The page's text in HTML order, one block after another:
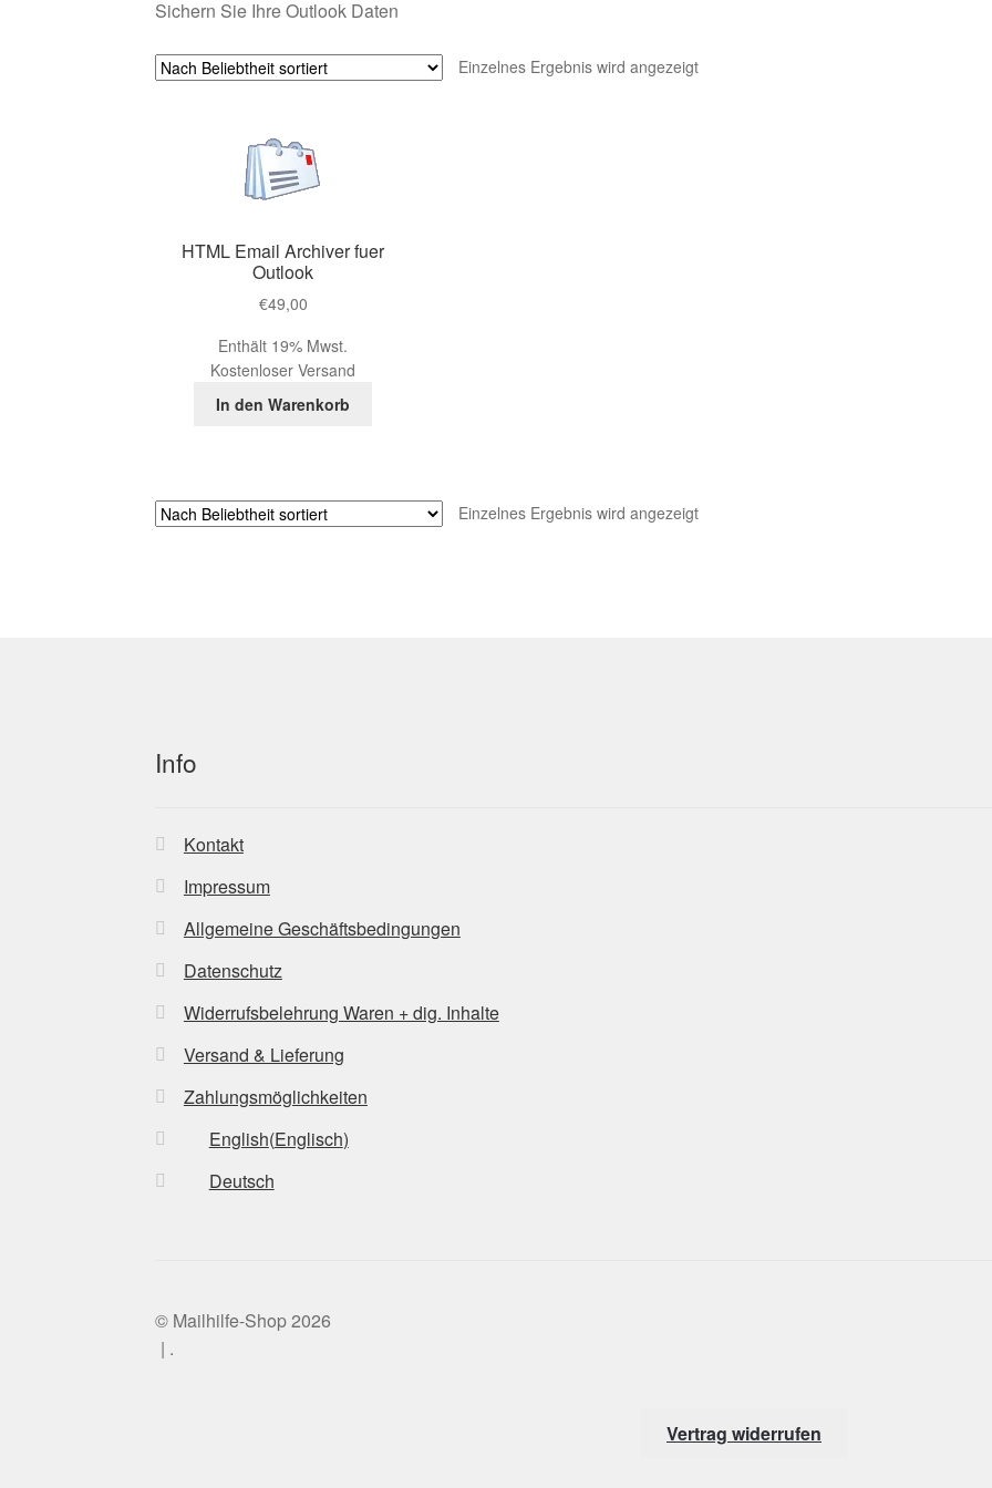
Sichern Sie Ihre Outlook Daten
Einzelnes Ergebnis wird angezeigt
HTML Email Archiver fuer
Outlook
€49,00
Enthält 19% Mwst.
Kostenloser Versand
In den Warenkorb
Einzelnes Ergebnis wird angezeigt
Info
Kontakt
Impressum
Allgemeine Geschäftsbedingungen
Datenschutz
Widerrufsbelehrung Waren + dig. Inhalte
Versand & Lieferung
Zahlungsmöglichkeiten
English(Englisch)
Deutsch
© Mailhilfe-Shop 2026
.
Vertrag widerrufen